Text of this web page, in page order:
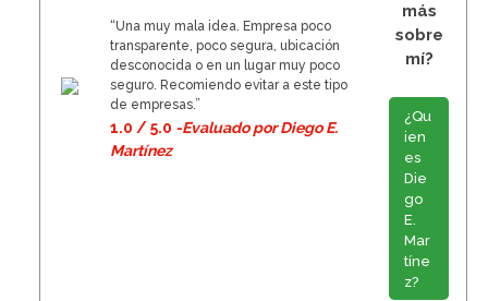
“Una muy mala idea. Empresa poco
transparente, poco segura, ubicación
desconocida o en un lugar muy poco
seguro. Recomiendo evitar a este tipo
de empresas.”
1.0 / 5.0 -Evaluado por Diego E.
Martínez
más
sobre
mí?
¿Qu
ien
es
Die
go
E.
Mar
tíne
z?